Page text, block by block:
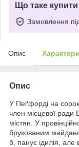
Що таке
Замовлення
Опис
Опис
У Пеґфорді на
член місцевої ради
містян. У
брукованим
б, панує ідилія, але